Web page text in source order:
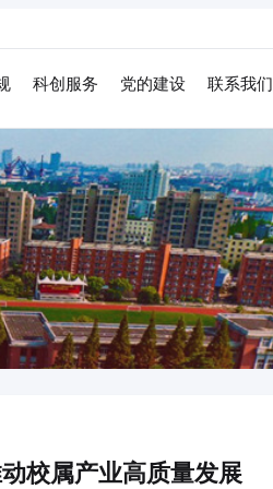
科创服务 党的建设 联系我们
校属产业高质量发展